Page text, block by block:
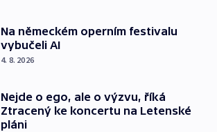
Na německém operním festivalu
vybučeli AI
4. 8. 2026
Nejde o ego, ale o výzvu, říká
Ztracený ke koncertu na Letenské
pláni